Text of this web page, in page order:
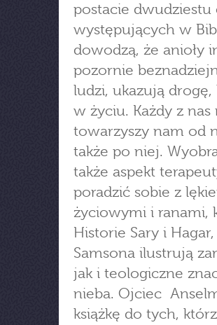
postacie dwudziestu
występujących w
dowodzą, że anioły
pozornie
ludzi, ukazują
w życiu. Każdy z
towarzyszy nam od
także po niej.
także aspekt
poradzić sobie z
życiowymi i ranami,
Historie Sary i
Samsona ilustrują
jak i teologiczne
nieba. Ojciec
książkę do tych,